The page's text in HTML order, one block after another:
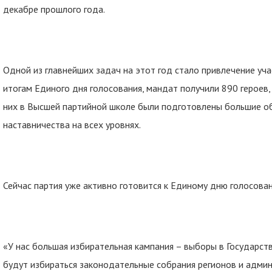
декабре прошлого года.
Одной из главнейших задач на этот год стало привлечение
итогам Единого дня голосования, мандат получили 890
них в Высшей партийной школе были подготовлены большие
наставничества на всех уровнях.
Сейчас партия уже активно готовится к Единому дню
«У нас большая избирательная кампания – выборы в
будут избираться законодательные собрания регионов и